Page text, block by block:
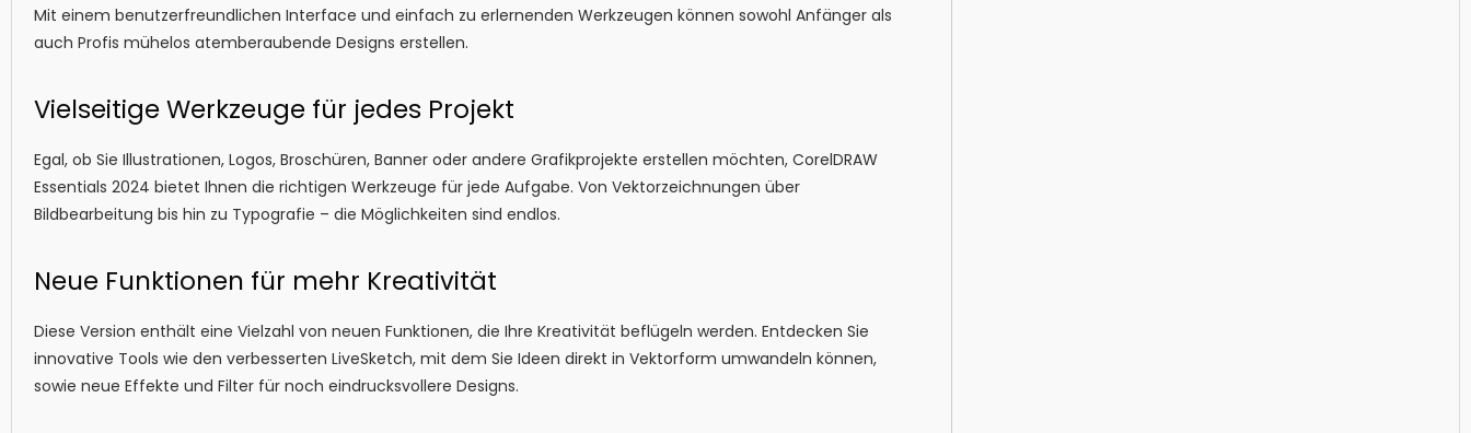
Mit einem benutzerfreundlichen Interface und einfach zu erlernenden Werkzeugen können sowohl Anfänger als
auch Profis mühelos atemberaubende Designs erstellen.
Vielseitige Werkzeuge für jedes Projekt
Egal, ob Sie Illustrationen, Logos, Broschüren, Banner oder andere Grafikprojekte erstellen möchten, CorelDRAW
Essentials 2024 bietet Ihnen die richtigen Werkzeuge für jede Aufgabe. Von Vektorzeichnungen über
Bildbearbeitung bis hin zu Typografie – die Möglichkeiten sind endlos.
Neue Funktionen für mehr Kreativität
Diese Version enthält eine Vielzahl von neuen Funktionen, die Ihre Kreativität beflügeln werden. Entdecken Sie
innovative Tools wie den verbesserten LiveSketch, mit dem Sie Ideen direkt in Vektorform umwandeln können,
sowie neue Effekte und Filter für noch eindrucksvollere Designs.